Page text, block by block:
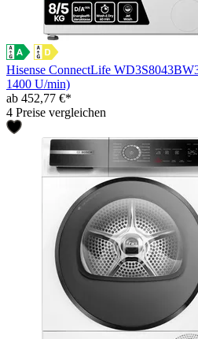
Hisense ConnectLife
1400 U/min)
ab 452,77 €*
4 Preise vergleichen